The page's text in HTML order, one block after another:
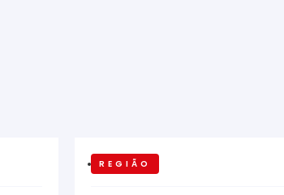
REGIÃO